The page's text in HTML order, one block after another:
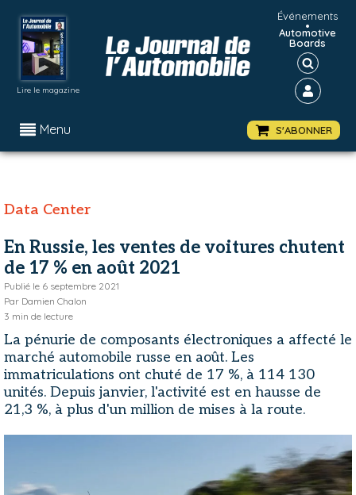
Lire le magazine
Événements
•
Automotive
Boards
Menu S'ABONNER
Data Center
En Russie, les ventes de voitures chutent
de 17 % en août 2021
Publié le 6 septembre 2021
Par Damien Chalon
3 min de lecture
La pénurie de composants électroniques a affecté le
marché automobile russe en août. Les
immatriculations ont chuté de 17 %, à 114 130
unités. Depuis janvier, l'activité est en hausse de
21,3 %, à plus d'un million de mises à la route.